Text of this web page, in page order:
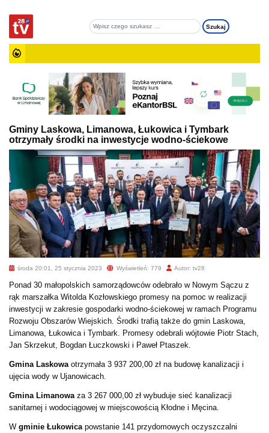
Gminy Laskowa, Limanowa, Łukowica i Tymbark
otrzymały środki na inwestycje wodno-ściekowe
środa 20:01, 25 stycznia 2023 Wyświetleń: 779 Autor: tv28
Ponad 30 małopolskich samorządowców odebrało w Nowym Sączu z
rąk marszałka Witolda Kozłowskiego promesy na pomoc w realizacji
inwestycji w zakresie gospodarki wodno-ściekowej w ramach Programu
Rozwoju Obszarów Wiejskich. Środki trafią także do gmin Laskowa,
Limanowa, Łukowica i Tymbark. Promesy odebrali wójtowie Piotr Stach,
Jan Skrzekut, Bogdan Łuczkowski i Paweł Ptaszek.
Gmina Laskowa otrzymała 3 937 200,00 zł na budowę kanalizacji i
ujęcia wody w Ujanowicach.
Gmina Limanowa za 3 267 000,00 zł wybuduje sieć kanalizacji
sanitarnej i wodociągowej w miejscowością Kłodne i Męcina.
W gminie Łukowica powstanie 141 przydomowych oczyszczalni